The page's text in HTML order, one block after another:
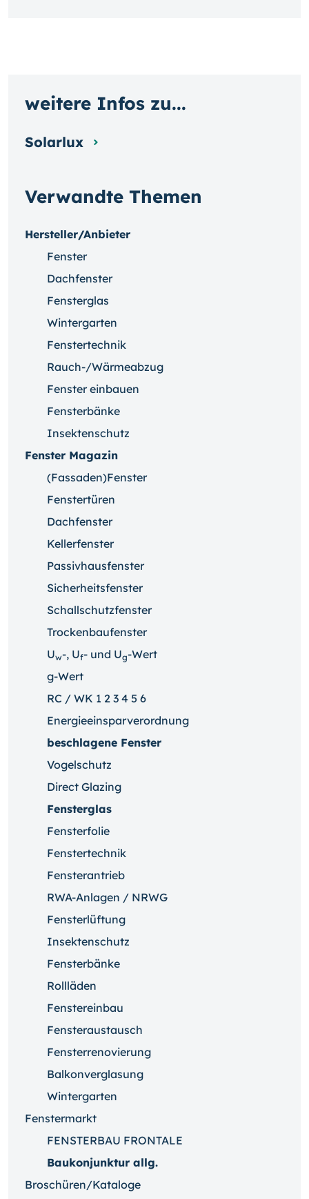
Verwandte Themen
Hersteller/Anbieter
Fenster
Dachfenster
Fensterglas
Wintergarten
Fenstertechnik
Rauch-/Wärmeabzug
Fenster einbauen
Fensterbänke
Insektenschutz
Fenster Magazin
(Fassaden)Fenster
Fenstertüren
Dachfenster
Kellerfenster
Passivhausfenster
Sicherheitsfenster
Schallschutzfenster
Trockenbaufenster
Uw-, Uf- und Ug-Wert
g-Wert
RC / WK 1 2 3 4 5 6
Energieeinsparverordnung
beschlagene Fenster
Vogelschutz
Direct Glazing
Fensterglas
Fensterfolie
Fenstertechnik
Fensterantrieb
RWA-Anlagen / NRWG
Fensterlüftung
Insektenschutz
Fensterbänke
Rollläden
Fenstereinbau
Fensteraustausch
Fensterrenovierung
Balkonverglasung
Wintergarten
Fenstermarkt
FENSTERBAU FRONTALE
Baukonjunktur allg.
Broschüren/Kataloge
weitere Infos zu...
Solarlux